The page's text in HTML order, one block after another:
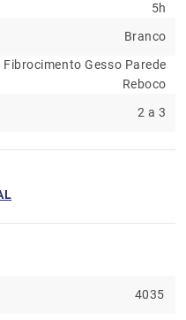
5h
Branco
Gesso Parede
Reboco
2 a 3
4035